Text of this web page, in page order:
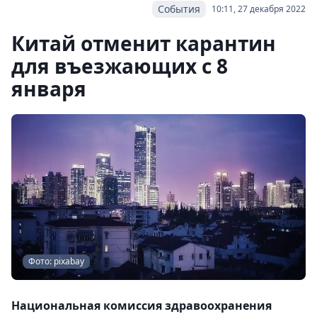
10:11, 27 декабря 2022
События
Китай отменит карантин
для въезжающих с 8
января
Фото: pixabay
Национальная комиссия здравоохранения